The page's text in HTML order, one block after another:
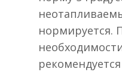
нормируется.